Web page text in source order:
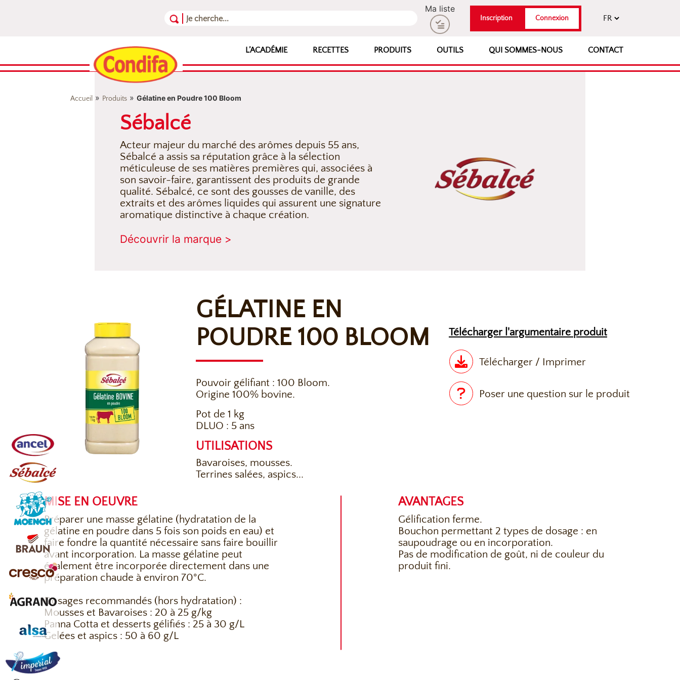
Ma liste
Inscription Connexion
L’ACADÉMIE RECETTES PRODUITS OUTILS QUI SOMMES-NOUS CONTACT
Aller au contenu
Aller au menu
Aller au pied de page
Accueil» Produits» Gélatine en Poudre 100 Bloom
Sébalcé
Acteur majeur du marché des arômes depuis 55 ans,
Sébalcé a assis sa réputation grâce à la sélection
méticuleuse de ses matières premières qui, associées à
son savoir-faire, garantissent des produits de grande
qualité. Sébalcé, ce sont des gousses de vanille, des
extraits et des arômes liquides qui assurent une signature
aromatique distinctive à chaque création.
Découvrir la marque >
GÉLATINE EN
POUDRE 100 BLOOM
Pouvoir gélifiant : 100 Bloom.
Origine 100% bovine.
Pot de 1 kg
DLUO : 5 ans
UTILISATIONS
Bavaroises, mousses.
Terrines salées, aspics...
Télécharger l'argumentaire produit
Télécharger / Imprimer
Poser une question sur le produit
MISE EN OEUVRE
Préparer une masse gélatine (hydratation de la
gélatine en poudre dans 5 fois son poids en eau) et
faire fondre la quantité nécessaire sans faire bouillir
avant incorporation. La masse gélatine peut
également être incorporée directement dans une
préparation chaude à environ 70°C.
Dosages recommandés (hors hydratation) :
Mousses et Bavaroises : 20 à 25 g/kg
Panna Cotta et desserts gélifiés : 25 à 30 g/L
Gelées et aspics : 50 à 60 g/L
AVANTAGES
Gélification ferme.
Bouchon permettant 2 types de dosage : en
saupoudrage ou en incorporation.
Pas de modification de goût, ni de couleur du
produit fini.